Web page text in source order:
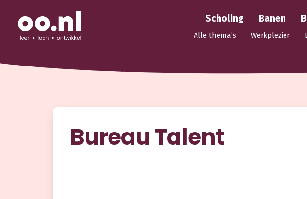
Scholing Banen
Alle thema’s Werkplezier
Bureau Talent